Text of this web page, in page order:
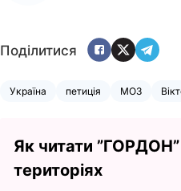
Поділитися
Україна петиція МОЗ
Як читати
територіях